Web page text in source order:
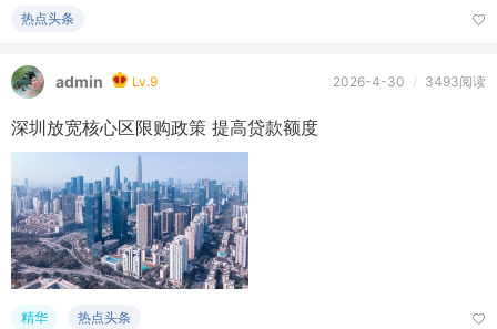
热点头条
admin Lv.9 2026-4-30 / 3493阅读
深圳放宽核心区限购政策 提高贷款额度
精华 热点头条